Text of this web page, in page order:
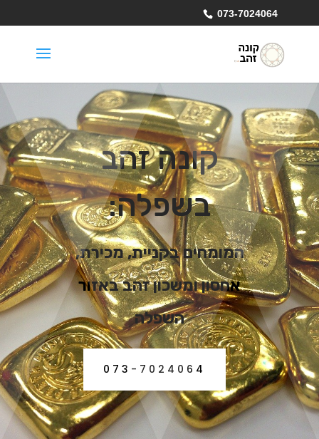
073-7024064
קונה זהב
בשפלה:
המומחים בקניית, מכירת,
אחסון ומשכון זהב באזור
השפלה
073-7024064